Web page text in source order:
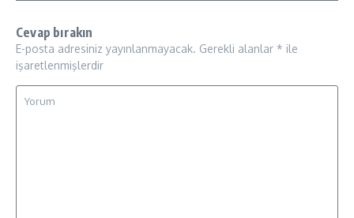
Cevap bırakın
E-posta adresiniz yayınlanmayacak. Gerekli alanlar * ile
işaretlenmişlerdir